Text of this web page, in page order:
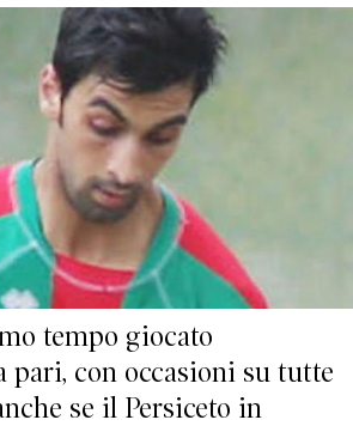
tempo giocato
pari, con occasioni su tutte
se il Persiceto in